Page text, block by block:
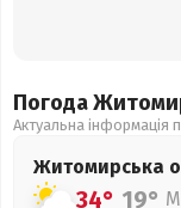
Погода
Актуальна інформація
Житомирська
34° 19°